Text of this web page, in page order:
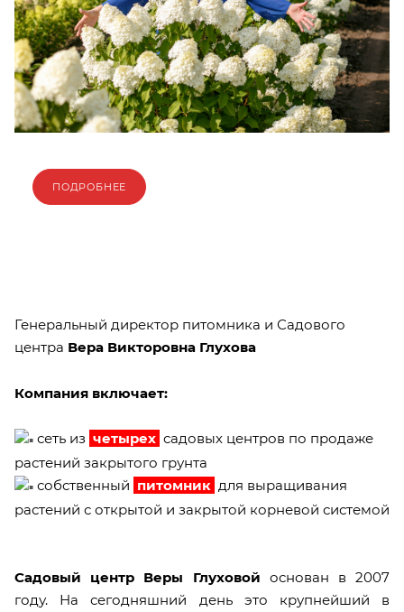
ПОДРОБНЕЕ
Генеральный директор питомника и Садового
центра Вера Викторовна Глухова
Компания включает:
сеть из четырех садовых центров по продаже
растений закрытого грунта
собственный питомник для выращивания
растений с открытой и закрытой корневой системой
Садовый центр Веры Глуховой основан в 2007
году. На сегодняшний день это крупнейший в